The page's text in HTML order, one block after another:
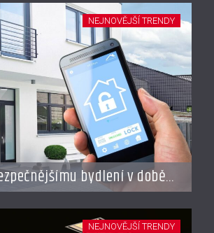
bydlení v době
NEJNOVĚJŠÍ TRENDY
NEJNOVĚJŠÍ TRENDY